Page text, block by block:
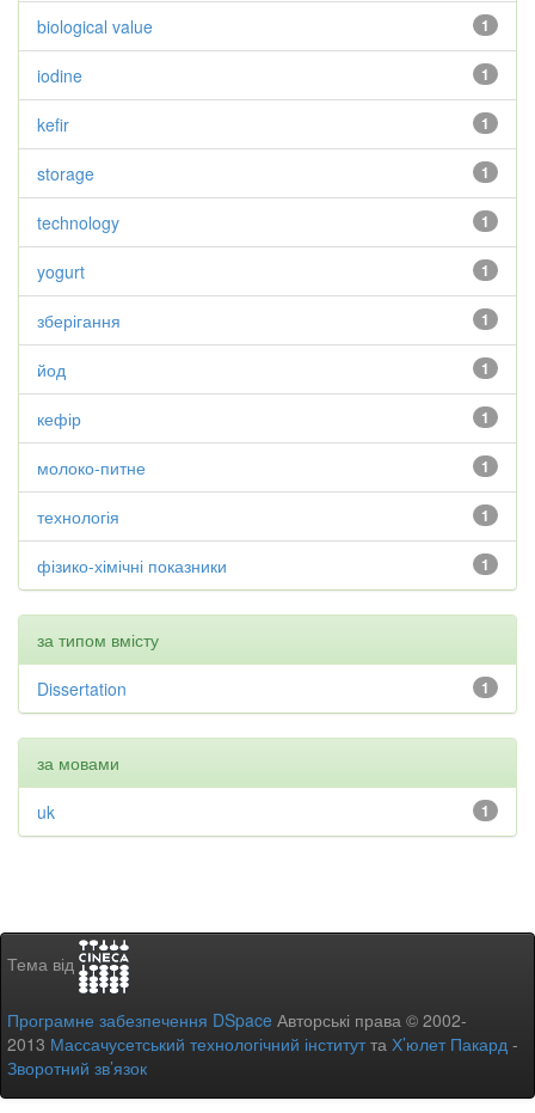
1
biological value
1
iodine
1
kefir
1
storage
1
technology
1
yogurt
1
зберігання
1
йод
1
кефір
1
молоко-питне
1
технологія
1
фізико-хімічні показники
за типом вмісту
1
Dissertation
за мовами
1
uk
Тема від
Програмне забезпечення DSpace Авторські права © 2002-
2013 Массачусетський технологічний інститутта Х’юлет Пакард -
Зворотний зв’язок